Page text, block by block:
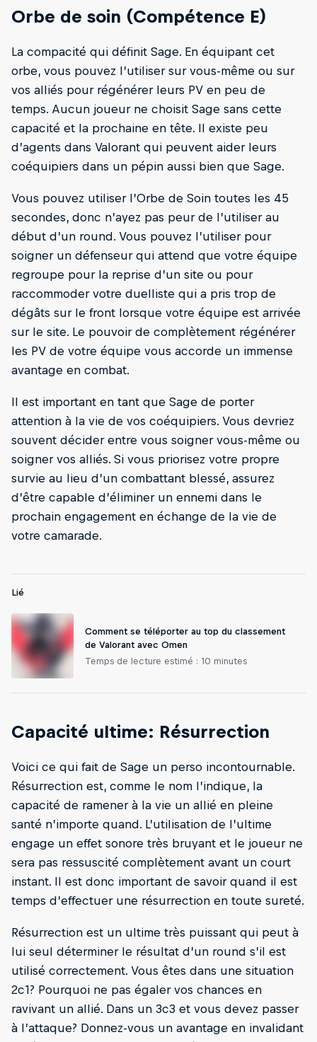
Orbe de soin (Compétence E)
La compacité qui définit Sage. En équipant cet
orbe, vous pouvez l’utiliser sur vous-même ou sur
vos alliés pour régénérer leurs PV en peu de
temps. Aucun joueur ne choisit Sage sans cette
capacité et la prochaine en tête. Il existe peu
d’agents dans Valorant qui peuvent aider leurs
coéquipiers dans un pépin aussi bien que Sage.
Vous pouvez utiliser l’Orbe de Soin toutes les 45
secondes, donc n’ayez pas peur de l’utiliser au
début d’un round. Vous pouvez l’utiliser pour
soigner un défenseur qui attend que votre équipe
regroupe pour la reprise d’un site ou pour
raccommoder votre duelliste qui a pris trop de
dégâts sur le front lorsque votre équipe est arrivée
sur le site. Le pouvoir de complètement régénérer
les PV de votre équipe vous accorde un immense
avantage en combat.
Il est important en tant que Sage de porter
attention à la vie de vos coéquipiers. Vous devriez
souvent décider entre vous soigner vous-même ou
soigner vos alliés. Si vous priorisez votre propre
survie au lieu d’un combattant blessé, assurez
d’être capable d’éliminer un ennemi dans le
prochain engagement en échange de la vie de
votre camarade.
Lié
Comment se téléporter au top du classement
de Valorant avec Omen
Temps de lecture estimé : 10 minutes
Capacité ultime: Résurrection
Voici ce qui fait de Sage un perso incontournable.
Résurrection est, comme le nom l’indique, la
capacité de ramener à la vie un allié en pleine
santé n’importe quand. L’utilisation de l’ultime
engage un effet sonore très bruyant et le joueur ne
sera pas ressuscité complètement avant un court
instant. Il est donc important de savoir quand il est
temps d’effectuer une résurrection en toute sureté.
Résurrection est un ultime très puissant qui peut à
lui seul déterminer le résultat d’un round s’il est
utilisé correctement. Vous êtes dans une situation
2c1? Pourquoi ne pas égaler vos chances en
ravivant un allié. Dans un 3c3 et vous devez passer
à l’attaque? Donnez-vous un avantage en invalidant